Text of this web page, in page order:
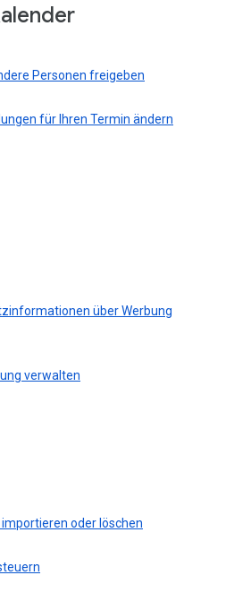
Personen freigeben
für Ihren Termin ändern
über Werbung
verwalten
importieren oder löschen